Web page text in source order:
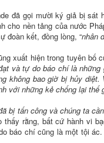
đã gọi mười ký giả bị sát
cho nền tảng của nước
đoàn kết, đồng lòng, “nhân
xuất hiện trong tuyên bố
và tự do báo chí là
không bao giờ bị hủy
với những kẻ chống lại thế
bị tấn công và chúng ta
thấy rằng, bất cứ hành vi
báo chí cũng là một tội